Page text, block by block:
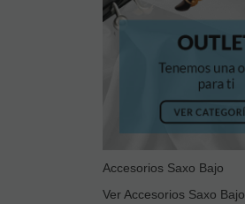
Accesorios Saxo Bajo
Ver Accesorios Saxo Bajo